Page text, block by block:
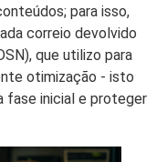
para isso,
correio devolvido
que utilizo para
otimização - isto
fase inicial e proteger